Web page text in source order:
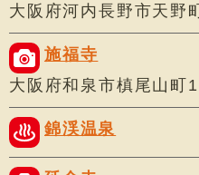
大阪府河内長野市天野
施福寺
大阪府和泉市槙尾山町
錦渓温泉